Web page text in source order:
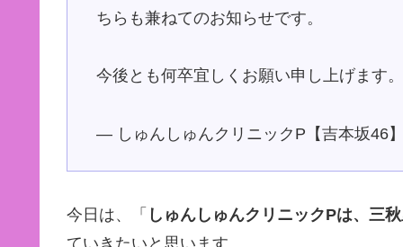
ちらも兼ねてのお知らせです。
今後とも何卒宜しくお願い申し上げます
— しゅんしゅんクリニックP【吉本坂46
今日は、「 しゅんしゅんクリニックPは、三